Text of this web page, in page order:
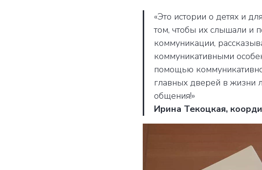
«Это истории о детях и
том, чтобы их слышали и
коммуникации,
коммуникативными
помощью
главных дверей в жизни
общения!»
Ирина Текоцкая,